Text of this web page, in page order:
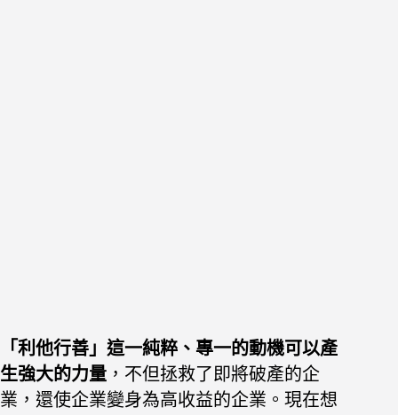
「利他行善」這一純粹、專一的動機可以產
生強大的力量 ，不但拯救了即將破產的企
業，還使企業變身為高收益的企業。現在想